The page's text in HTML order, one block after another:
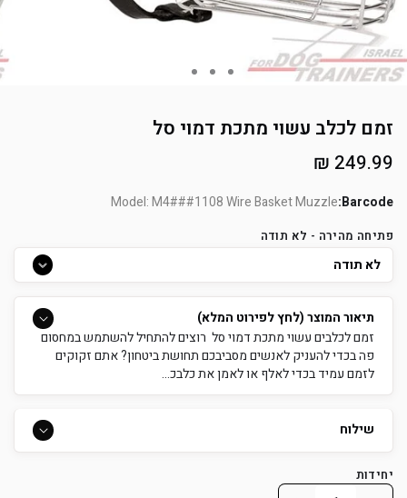
זמם לכלב עשוי מתכת דמוי סל
מחיר
רגיל
249.99 ₪
Barcode:
Model: M4###1108 Wire Basket Muzzle
פתיחה מהירה - לא תודה
תיאור המוצר (לחץ לפירוט המלא)
זמם לכלבים עשוי מתכת דמוי סל רוצים להתחיל להשתמש במחסום
פה בכדי להעניק לאנשים מסביבכם תחושת ביטחון? אתם זקוקים
לזמם עמיד בכדי לאלף או לאמן את כלבכ...
שילוח
יחידות